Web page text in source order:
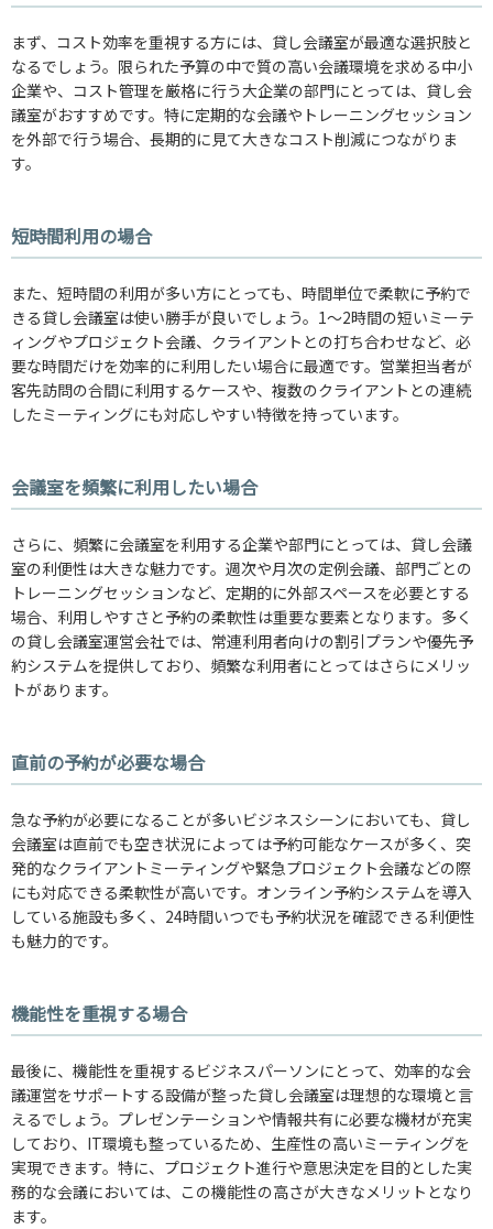
まず、コスト効率を重視する方には、貸し会議室が最適な選択肢と
なるでしょう。限られた予算の中で質の高い会議環境を求める中小
企業や、コスト管理を厳格に行う大企業の部門にとっては、貸し会
議室がおすすめです。特に定期的な会議やトレーニングセッション
を外部で行う場合、長期的に見て大きなコスト削減につながりま
す。
短時間利用の場合
また、短時間の利用が多い方にとっても、時間単位で柔軟に予約で
きる貸し会議室は使い勝手が良いでしょう。1〜2時間の短いミーテ
ィングやプロジェクト会議、クライアントとの打ち合わせなど、必
要な時間だけを効率的に利用したい場合に最適です。営業担当者が
客先訪問の合間に利用するケースや、複数のクライアントとの連続
したミーティングにも対応しやすい特徴を持っています。
会議室を頻繁に利用したい場合
さらに、頻繁に会議室を利用する企業や部門にとっては、貸し会議
室の利便性は大きな魅力です。週次や月次の定例会議、部門ごとの
トレーニングセッションなど、定期的に外部スペースを必要とする
場合、利用しやすさと予約の柔軟性は重要な要素となります。多く
の貸し会議室運営会社では、常連利用者向けの割引プランや優先予
約システムを提供しており、頻繁な利用者にとってはさらにメリッ
トがあります。
直前の予約が必要な場合
急な予約が必要になることが多いビジネスシーンにおいても、貸し
会議室は直前でも空き状況によっては予約可能なケースが多く、突
発的なクライアントミーティングや緊急プロジェクト会議などの際
にも対応できる柔軟性が高いです。オンライン予約システムを導入
している施設も多く、24時間いつでも予約状況を確認できる利便性
も魅力的です。
機能性を重視する場合
最後に、機能性を重視するビジネスパーソンにとって、効率的な会
議運営をサポートする設備が整った貸し会議室は理想的な環境と言
えるでしょう。プレゼンテーションや情報共有に必要な機材が充実
しており、IT環境も整っているため、生産性の高いミーティングを
実現できます。特に、プロジェクト進行や意思決定を目的とした実
務的な会議においては、この機能性の高さが大きなメリットとなり
ます。